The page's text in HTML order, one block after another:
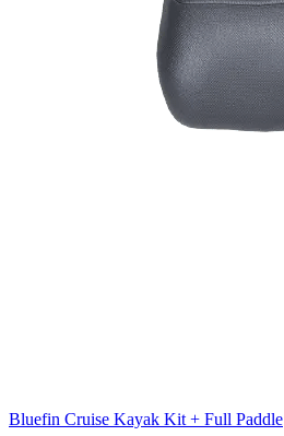
Bluefin Cruise Kayak Kit + Full Paddle